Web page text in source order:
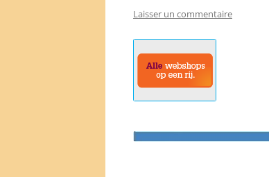
Laisser un commentaire